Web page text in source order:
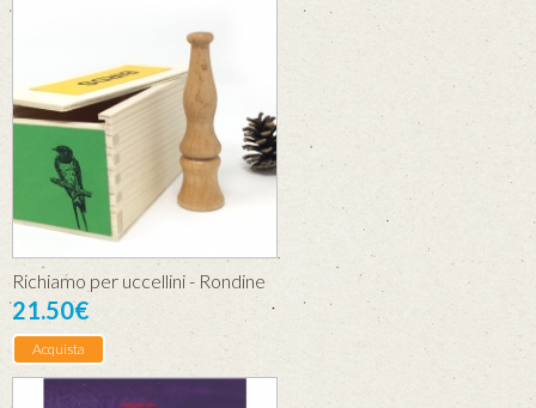
Richiamo per uccellini - Rondine
21.50€
Acquista